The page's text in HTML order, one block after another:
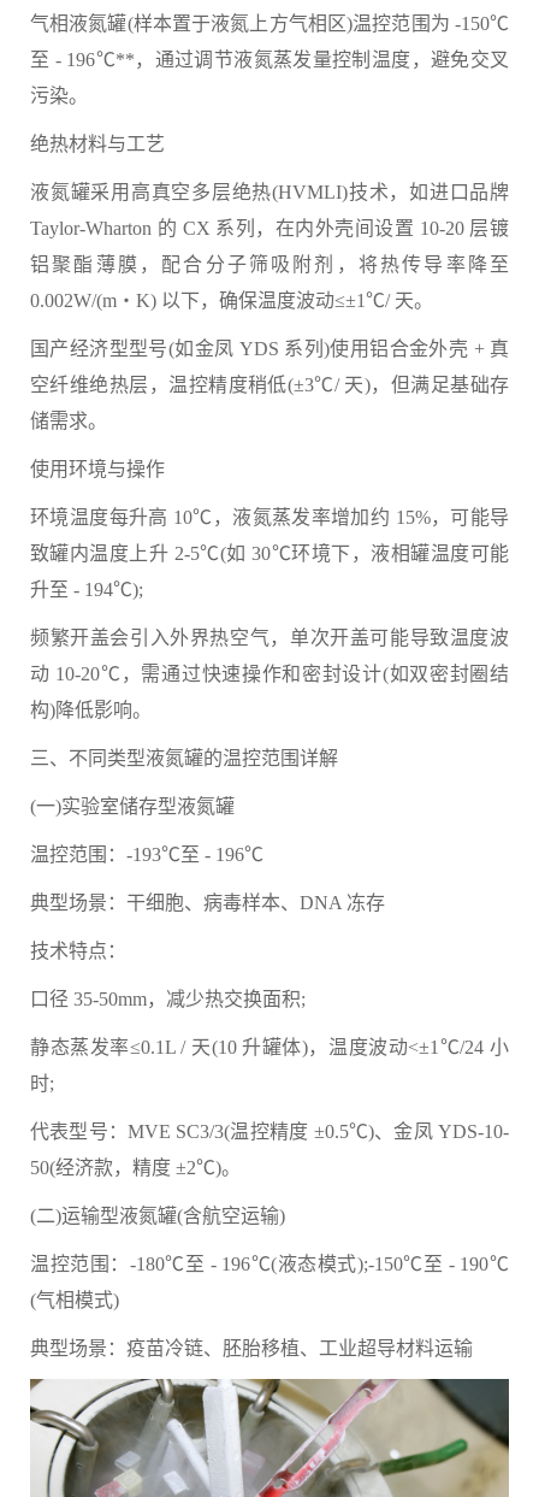
气相液氮罐(样本置于液氮上方气相区)温控范围为 -150℃
至 - 196℃**，通过调节液氮蒸发量控制温度，避免交叉
污染。
绝热材料与工艺
液氮罐采用高真空多层绝热(HVMLI)技术，如进口品牌
Taylor-Wharton 的 CX 系列，在内外壳间设置 10-20 层镀
铝聚酯薄膜，配合分子筛吸附剂，将热传导率降至
0.002W/(m・K) 以下，确保温度波动≤±1℃/ 天。
国产经济型型号(如金凤 YDS 系列)使用铝合金外壳 + 真
空纤维绝热层，温控精度稍低(±3℃/ 天)，但满足基础存
储需求。
使用环境与操作
环境温度每升高 10℃，液氮蒸发率增加约 15%，可能导
致罐内温度上升 2-5℃(如 30℃环境下，液相罐温度可能
升至 - 194℃);
频繁开盖会引入外界热空气，单次开盖可能导致温度波
动 10-20℃，需通过快速操作和密封设计(如双密封圈结
构)降低影响。
三、不同类型液氮罐的温控范围详解
(一)实验室储存型液氮罐
温控范围：-193℃至 - 196℃
典型场景：干细胞、病毒样本、DNA 冻存
技术特点：
口径 35-50mm，减少热交换面积;
静态蒸发率≤0.1L / 天(10 升罐体)，温度波动<±1℃/24 小
时;
代表型号：MVE SC3/3(温控精度 ±0.5℃)、金凤 YDS-10-
50(经济款，精度 ±2℃)。
(二)运输型液氮罐(含航空运输)
温控范围：-180℃至 - 196℃(液态模式);-150℃至 - 190℃
(气相模式)
典型场景：疫苗冷链、胚胎移植、工业超导材料运输